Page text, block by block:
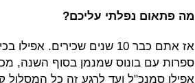
מה פתאום נפלתי עליכם?
ספרות עם בונוס שמנמן בסוף השנה,
אפילו סמנכ"ל ועד לרגע זה כל המסלול